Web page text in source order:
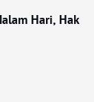
Hari, Hak